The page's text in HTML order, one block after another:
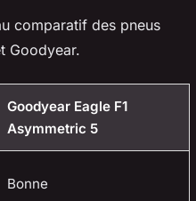
comparatif des pneus
Goodyear.
Goodyear Eagle F1
Asymmetric 5
Bonne